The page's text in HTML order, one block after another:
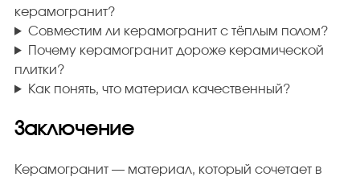
керамогранит?
Совместим ли керамогранит с тёплым полом?
Почему керамогранит дороже керамической
плитки?
Как понять, что материал качественный?
Заключение
Керамогранит — материал, который сочетает в